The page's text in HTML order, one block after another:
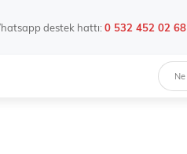
destek hattı:0 532 452 02 68